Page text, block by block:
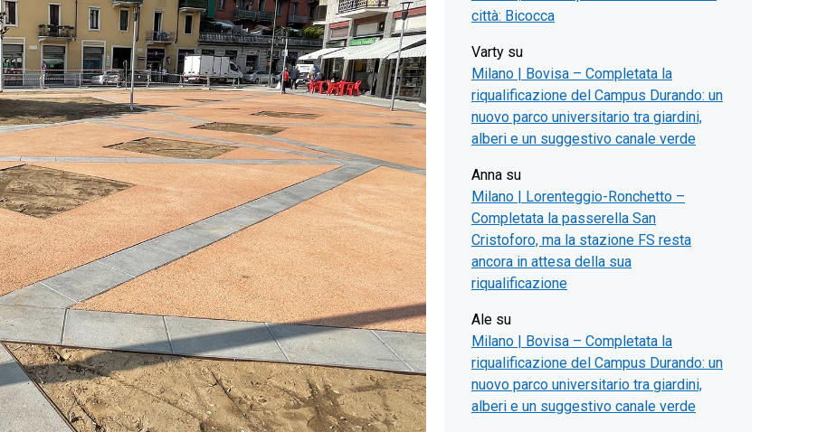
città: Bicocca
Varty su
Milano | Bovisa – Completata la
riqualificazione del Campus Durando: un
nuovo parco universitario tra giardini,
alberi e un suggestivo canale verde
Anna su
Milano | Lorenteggio-Ronchetto –
Completata la passerella San
Cristoforo, ma la stazione FS resta
ancora in attesa della sua
riqualificazione
Ale su
Milano | Bovisa – Completata la
riqualificazione del Campus Durando: un
nuovo parco universitario tra giardini,
alberi e un suggestivo canale verde